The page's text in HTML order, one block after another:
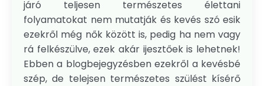
járó teljesen természetes élettani
folyamatokat nem mutatják és kevés szó esik
ezekről még nők között is, pedig ha nem vagy
rá felkészülve, ezek akár ijesztőek is lehetnek!
Ebben a blogbejegyzésben ezekről a kevésbé
szép, de telejsen természetes szülést kísérő